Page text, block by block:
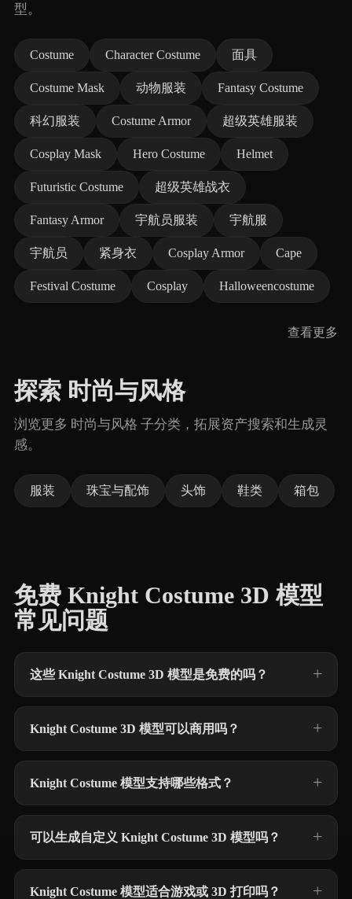
型。
Costume Character Costume 面具
Costume Mask 动物服装 Fantasy Costume
科幻服装 Costume Armor 超级英雄服装
Cosplay Mask Hero Costume Helmet
Futuristic Costume 超级英雄战衣
Fantasy Armor 宇航员服装 宇航服
宇航员 紧身衣 Cosplay Armor Cape
Festival Costume Cosplay Halloweencostume
查看更多
探索 时尚与风格
浏览更多 时尚与风格 子分类，拓展资产搜索和生成灵
感。
服装 珠宝与配饰 头饰 鞋类 箱包
免费 Knight Costume 3D 模型
常见问题
这些 Knight Costume 3D 模型是免费的吗？
Knight Costume 3D 模型可以商用吗？
Knight Costume 模型支持哪些格式？
可以生成自定义 Knight Costume 3D 模型吗？
Knight Costume 模型适合游戏或 3D 打印吗？